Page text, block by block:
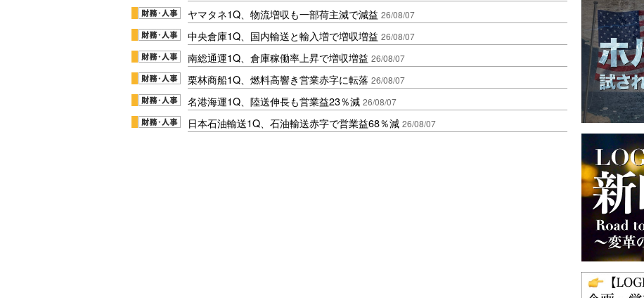
ヤマタネ1Q、物流増収も一部荷主減で減益 26/08/07
中央倉庫1Q、国内輸送と輸入増で増収増益 26/08/07
南総通運1Q、倉庫稼働率上昇で増収増益 26/08/07
栗林商船1Q、燃料高響き営業赤字に転落 26/08/07
名港海運1Q、陸送伸長も営業益23％減 26/08/07
日本石油輸送1Q、石油輸送赤字で営業益68％減 26/08/07